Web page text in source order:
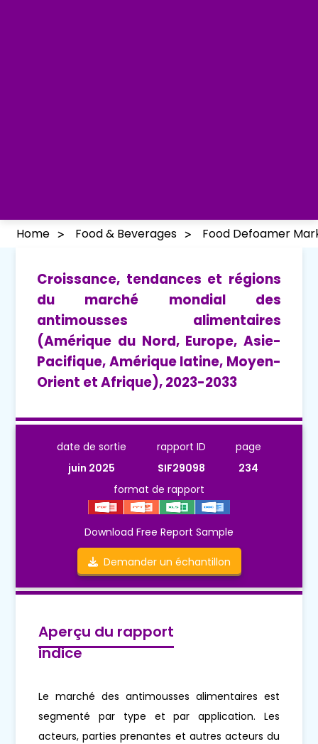
Home Food & Beverages Food Defoamer
Croissance, tendances et régions
du marché mondial des
antimousses alimentaires
(Amérique du Nord, Europe, Asie-
Pacifique, Amérique latine, Moyen-
Orient et Afrique), 2023-2033
date de sortie
juin 2025
rapport ID
SIF29098
page
234
format de rapport
Download Free Report Sample
Demander un échantillon
Aperçu du rapport
indice
Le marché des antimousses alimentaires est
segmenté par type et par application. Les
acteurs, parties prenantes et autres acteurs du